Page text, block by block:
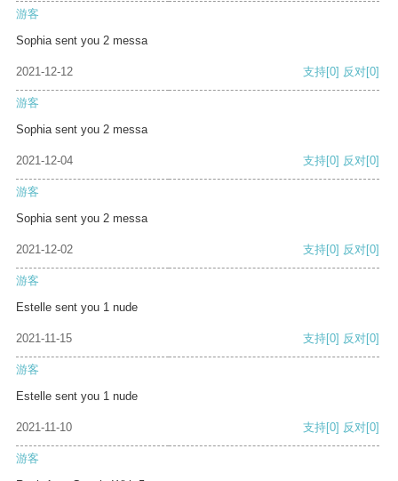
游客
Sophia sent you 2 messa
2021-12-12 支持[0] 反对[0]
游客
Sophia sent you 2 messa
2021-12-04 支持[0] 反对[0]
游客
Sophia sent you 2 messa
2021-12-02 支持[0] 反对[0]
游客
Estelle sent you 1 nude
2021-11-15 支持[0] 反对[0]
游客
Estelle sent you 1 nude
2021-11-10 支持[0] 反对[0]
游客